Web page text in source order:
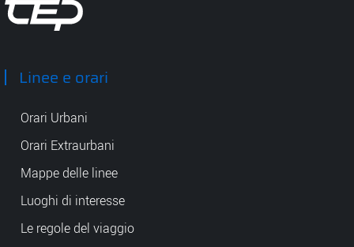
Linee e orari
Orari Urbani
Orari Extraurbani
Mappe delle linee
Luoghi di interesse
Le regole del viaggio